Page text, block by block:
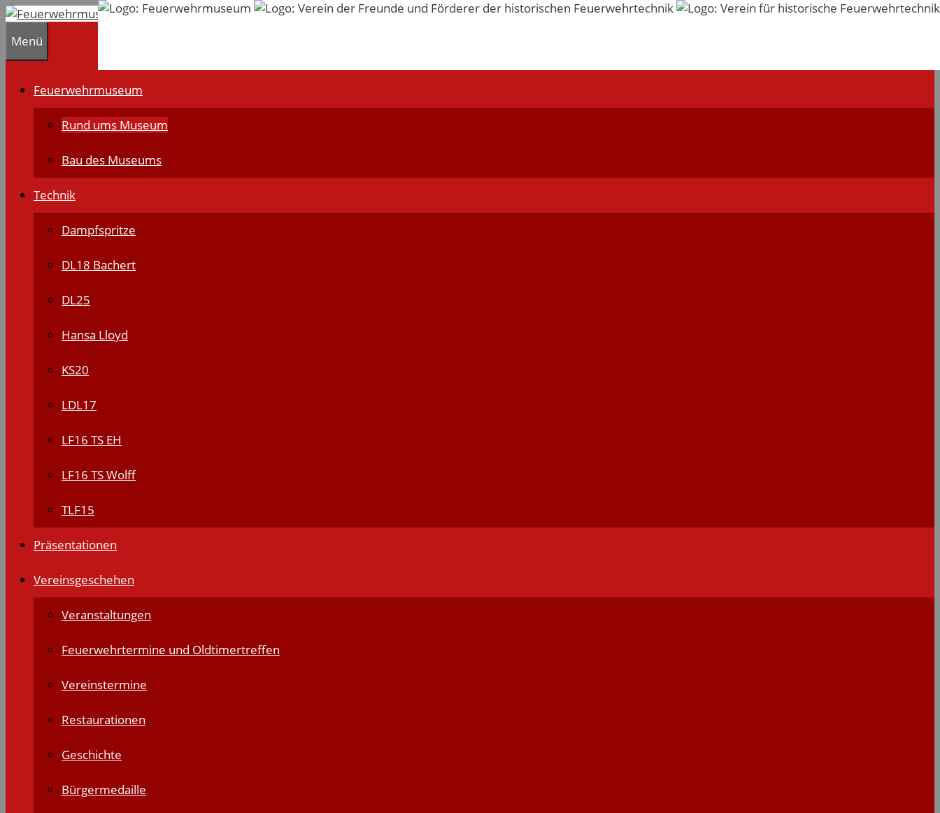
Zum
springen
Menü
Feuerwehrmuseum
Rund ums Museum
Bau des Museums
Technik
Dampfspritze
DL18 Bachert
DL25
Hansa Lloyd
KS20
LDL17
LF16 TS EH
LF16 TS Wolff
TLF15
Präsentationen
Vereinsgeschehen
Veranstaltungen
Feuerwehrtermine und Oldtimertreffen
Vereinstermine
Restaurationen
Geschichte
Bürgermedaille